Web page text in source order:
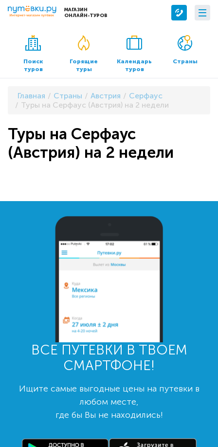
МАГАЗИН
ОНЛАЙН-ТУРОВ
Сервисы
Бронирование отелей
Трансфер
О компании
О нас
Контакты
Документы и реквизиты
Поиск
туров
Горящие
туры
Календарь
туров
Страны
Главная Страны Австрия
Серфаус
Туры на Серфаус (Австрия) на 2 недели
Туры на Серфаус
(Австрия) на 2 недели
ВСЕ ПУТЕВКИ В ТВОЕМ
СМАРТФОНЕ!
Ищите самые выгодные цены на путевки в
любом месте,
где бы Вы не находились!